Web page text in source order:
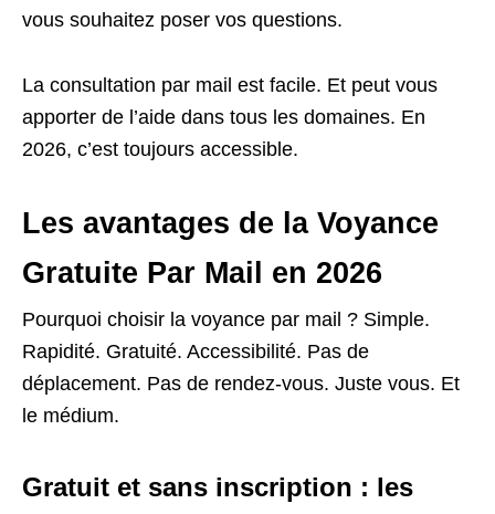
vous souhaitez poser vos questions.
La consultation par mail est facile. Et peut vous
apporter de l’aide dans tous les domaines. En
2026, c’est toujours accessible.
Les avantages de la Voyance
Gratuite Par Mail en 2026
Pourquoi choisir la voyance par mail ? Simple.
Rapidité. Gratuité. Accessibilité. Pas de
déplacement. Pas de rendez-vous. Juste vous. Et
le médium.
Gratuit et sans inscription : les